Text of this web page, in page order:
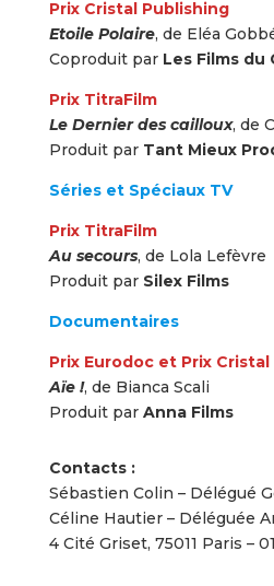
Prix Cristal Publishing
Etoile Polaire, de Eléa
Coproduit par Les Films du
Prix TitraFilm
Le Dernier des cailloux, de
Produit par Tant Mieux
Séries et Spéciaux TV
Prix TitraFilm
Au secours, de Lola Lefèvre
Produit par Silex Films
Documentaires
Prix Eurodoc et Prix
Aïe !, de Bianca Scali
Produit par Anna Films
Contacts :
Sébastien Colin – Délégué
Céline Hautier – Déléguée
4 Cité Griset, 75011 Paris –